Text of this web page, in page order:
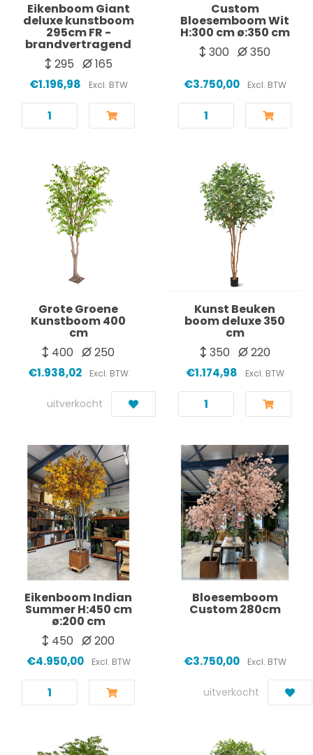
Eikenboom Giant
deluxe kunstboom
295cm FR -
brandvertragend
295
165
€1.196,98 Excl. BTW
Custom
Bloesemboom Wit
H:300 cm ø:350 cm
300
350
€3.750,00 Excl. BTW
Grote Groene
Kunstboom 400
cm
400
250
€1.938,02 Excl. BTW
uitverkocht
Kunst Beuken
boom deluxe 350
cm
350
220
€1.174,98 Excl. BTW
Eikenboom Indian
Summer H:450 cm
ø:200 cm
450
200
€4.950,00 Excl. BTW
Bloesemboom
Custom 280cm
€3.750,00 Excl. BTW
uitverkocht